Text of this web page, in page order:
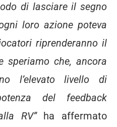
di lasciare il segno
loro azione poteva
riprenderanno il
che, ancora
l’elevato livello di
del feedback
RV”ha affermato